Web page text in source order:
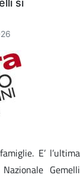
E’ l’ultima
Gemelli